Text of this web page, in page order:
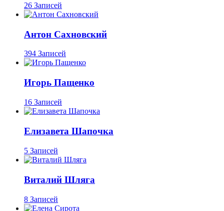
26 Записей
Антон Сахновский
394 Записей
Игорь Пащенко
16 Записей
Елизавета Шапочка
5 Записей
Виталий Шляга
8 Записей